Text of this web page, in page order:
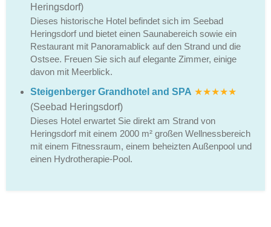
Heringsdorf)
Dieses historische Hotel befindet sich im Seebad
Heringsdorf und bietet einen Saunabereich sowie ein
Restaurant mit Panoramablick auf den Strand und die
Ostsee. Freuen Sie sich auf elegante Zimmer, einige
davon mit Meerblick.
Steigenberger Grandhotel and SPA ★★★★★
(Seebad Heringsdorf)
Dieses Hotel erwartet Sie direkt am Strand von
Heringsdorf mit einem 2000 m² großen Wellnessbereich
mit einem Fitnessraum, einem beheizten Außenpool und
einen Hydrotherapie-Pool.